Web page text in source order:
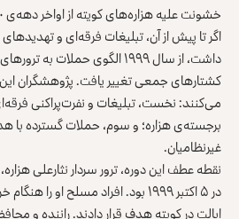
اگر تا پیش از آن، تبلیغات فرقه‌ای و
داشت، از سال ۱۹۹۹ الگوی
کشتارهای جمعی تغییر یافت. پژوهشگران
می‌کنند: نخست، تبلیغات و نفرت‌پراکنی
برجسته‌ی هزاره؛ و سوم، حملات گسترده
غیرنظامیان.
نقطه عطف این دوره،ترور سردار نثارعلی هزاره
در ۵ اکتبر ۱۹۹۹ بود. افراد مسلح او
ایالت در کویته هدف قرار دادند. راننده و